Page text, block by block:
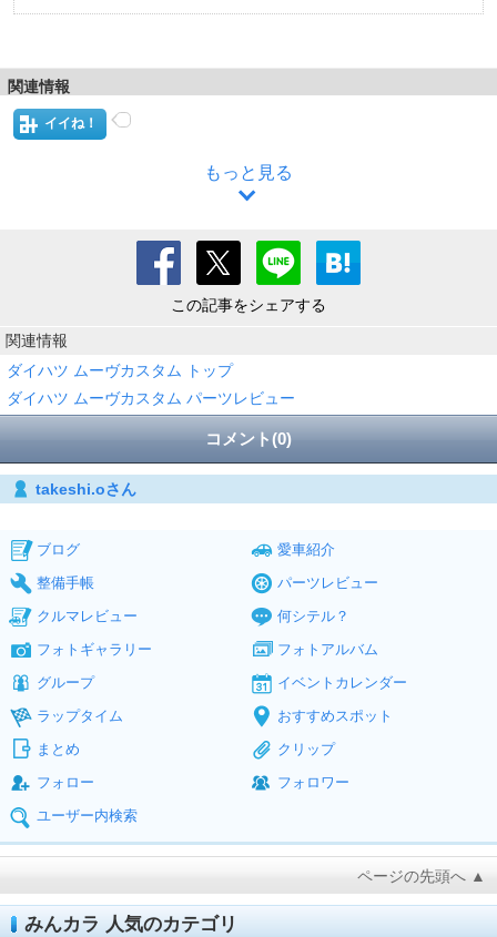
関連情報
イイね！
もっと見る
この記事をシェアする
関連情報
ダイハツ ムーヴカスタム トップ
ダイハツ ムーヴカスタム パーツレビュー
コメント(0)
takeshi.oさん
ブログ
愛車紹介
整備手帳
パーツレビュー
クルマレビュー
何シテル？
フォトギャラリー
フォトアルバム
グループ
イベントカレンダー
ラップタイム
おすすめスポット
まとめ
クリップ
フォロー
フォロワー
ユーザー内検索
ページの先頭へ ▲
みんカラ 人気のカテゴリ